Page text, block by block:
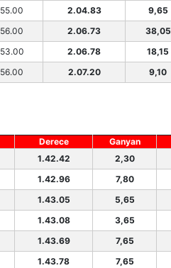
55.00 2.04.83 9,65
56.00 2.06.73 38,05
53.00 2.06.78 18,15
56.00 2.07.20 9,10
Derece Ganyan
1.42.42 2,30
1.42.96 7,80
1.43.05 5,65
1.43.08 3,65
1.43.69 7,65
1.43.78 7,65